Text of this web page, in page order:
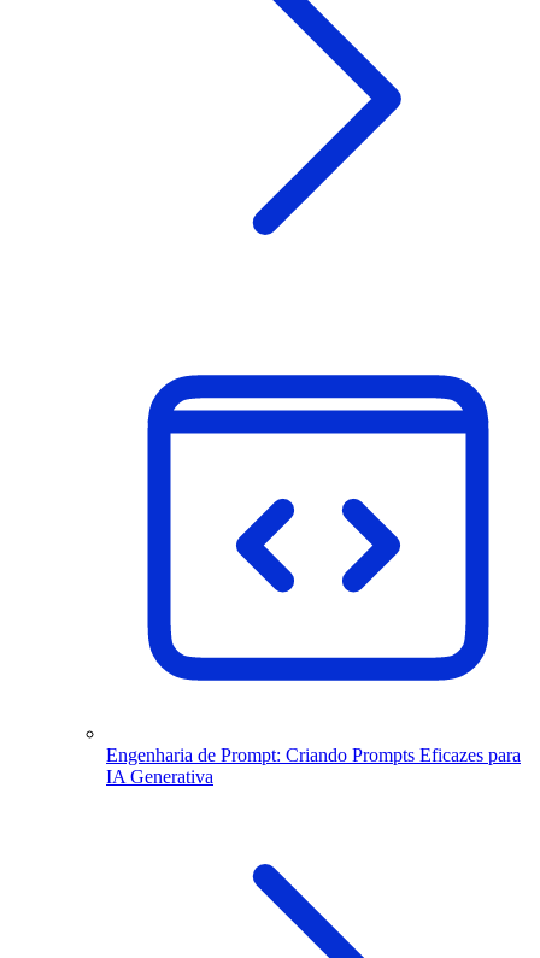
Engenharia de Prompt: Criando Prompts Eficazes para
IA Generativa